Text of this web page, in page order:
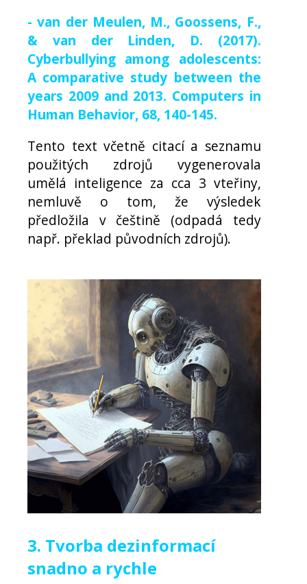
- van der Meulen, M., Goossens, F.,
& van der Linden, D. (2017).
Cyberbullying among adolescents:
A comparative study between the
years 2009 and 2013. Computers in
Human Behavior, 68, 140-145.
Tento text včetně citací a seznamu
použitých zdrojů vygenerovala
umělá inteligence za cca 3 vteřiny,
nemluvě o tom, že výsledek
předložila v češtině (odpadá tedy
např. překlad původních zdrojů).
3. Tvorba dezinformací
snadno a rychle